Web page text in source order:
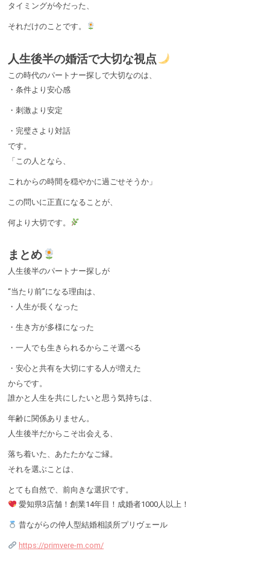
タイミングが今だった、
それだけのことです。
人生後半の婚活で大切な視点
この時代のパートナー探しで大切なのは、
・条件より安心感
・刺激より安定
・完璧さより対話
です。
「この人となら、
これからの時間を穏やかに過ごせそうか」
この問いに正直になることが、
何より大切です。
まとめ
人生後半のパートナー探しが
“当たり前”になる理由は、
・人生が長くなった
・生き方が多様になった
・一人でも生きられるからこそ選べる
・安心と共有を大切にする人が増えた
からです。
誰かと人生を共にしたいと思う気持ちは、
年齢に関係ありません。
人生後半だからこそ出会える、
落ち着いた、あたたかなご縁。
それを選ぶことは、
とても自然で、前向きな選択です。
愛知県3店舗！創業14年目！成婚者1000人以上！
昔ながらの仲人型結婚相談所プリヴェール
https://primvere-m.com/